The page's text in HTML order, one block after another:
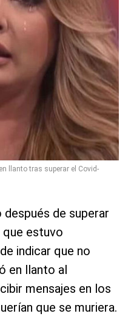
llanto tras superar el Covid-
después de superar
que estuvo
indicar que no
en llanto al
mensajes en los
que se muriera.